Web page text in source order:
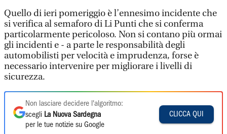
Quello di ieri pomeriggio è l’ennesimo incidente che
si verifica al semaforo di Li Punti che si conferma
particolarmente pericoloso. Non si contano più ormai
gli incidenti e - a parte le responsabilità degli
automobilisti per velocità e imprudenza, forse è
necessario intervenire per migliorare i livelli di
sicurezza.
Non lasciare decidere l'algoritmo:
scegli La Nuova Sardegna
per le tue notizie su Google
CLICCA QUI